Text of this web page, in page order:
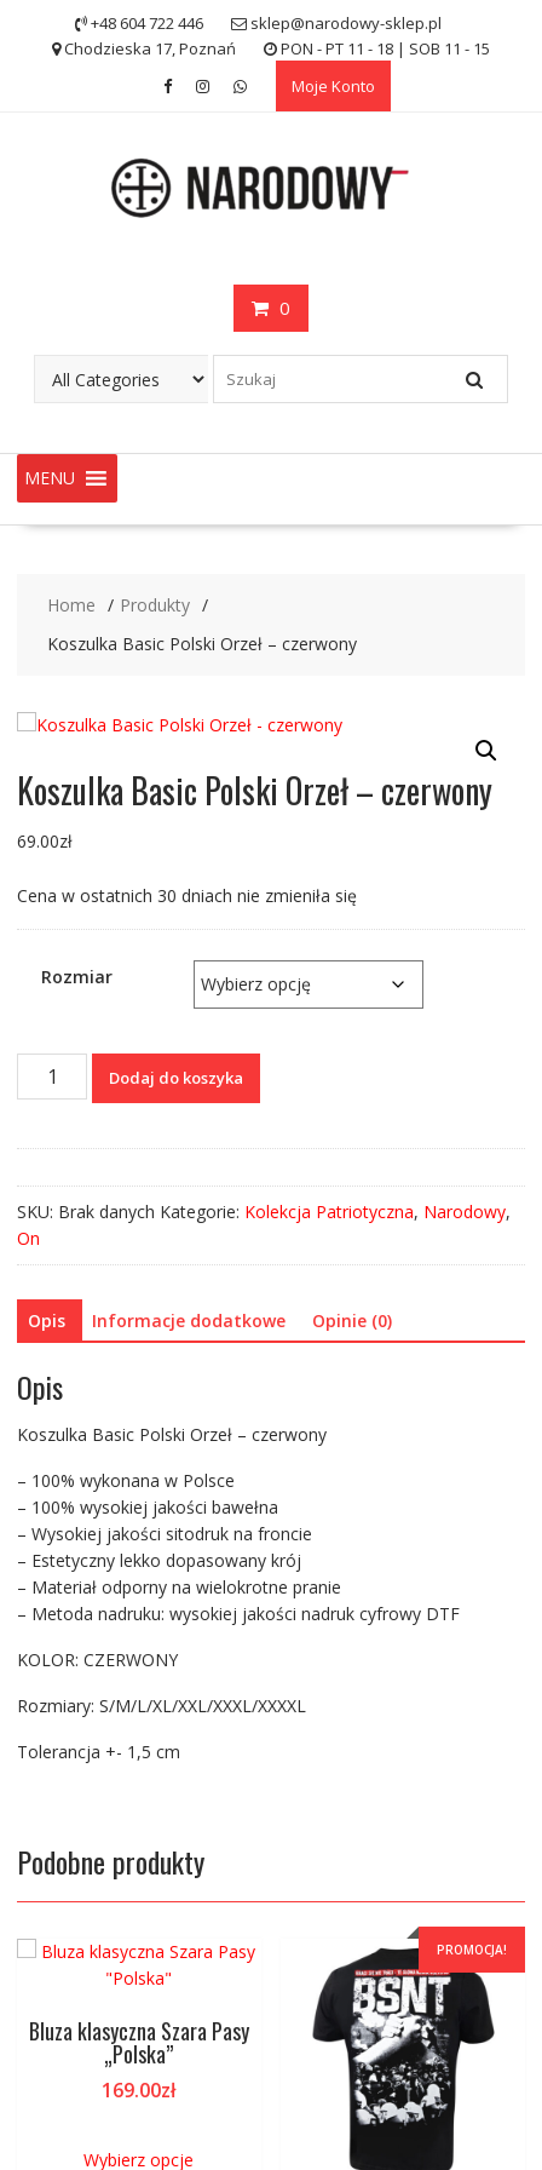
+48 604 722 446
sklep@narodowy-sklep.pl
Chodzieska 17, Poznań
PON - PT 11 - 18 | SOB 11 - 15
Moje Konto
0
MENU
Home
Produkty
Koszulka Basic Polski Orzeł – czerwony
Koszulka Basic Polski Orzeł – czerwony
69.00zł
Cena w ostatnich 30 dniach nie zmieniła się
Rozmiar
ilość
Koszulka
Polski
czerwony
Dodaj do koszyka
SKU: Brak danych Kategorie: Kolekcja Patriotyczna, Narodowy,
On
Opis Informacje dodatkowe Opinie (0)
Opis
Koszulka Basic Polski Orzeł – czerwony
– 100% wykonana w Polsce
– 100% wysokiej jakości bawełna
– Wysokiej jakości sitodruk na froncie
– Estetyczny lekko dopasowany krój
– Materiał odporny na wielokrotne pranie
– Metoda nadruku: wysokiej jakości nadruk cyfrowy DTF
KOLOR: CZERWONY
Rozmiary: S/M/L/XL/XXL/XXXL/XXXXL
Tolerancja +- 1,5 cm
Podobne produkty
Bluza klasyczna Szara Pasy
„Polska”
169.00zł
Wybierz opcje
PROMOCJA!